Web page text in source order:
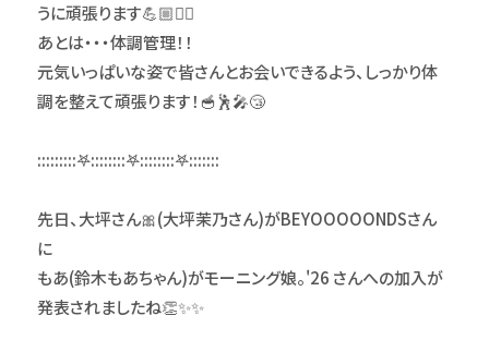
うに頑張ります💪🏼❤️‍🔥
あとは・・・体調管理！！
元気いっぱいな姿で皆さんとお会いできるよう、しっかり体
調を整えて頑張ります！🥣🕺🎤😴
:::::::::𖤐::::::::𖤐::::::::𖤐:::::::
先日、大坪さん🎀(大坪茉乃さん)がBEYOOOOONDSさん
に
もあ(鈴木もあちゃん)がモーニング娘。'26 さんへの加入が
発表されましたね👏✨✨